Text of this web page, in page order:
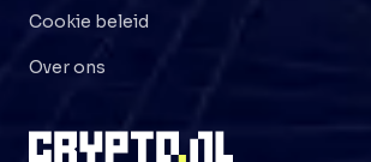
Cookie beleid
Over ons